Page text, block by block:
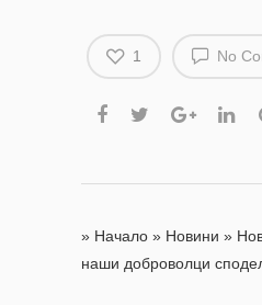
No
1
» Начало » Новини »
наши доброволци